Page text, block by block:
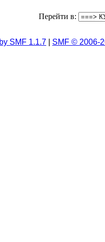
Перейти в:
SMF 1.1.7 SMF © 2006-